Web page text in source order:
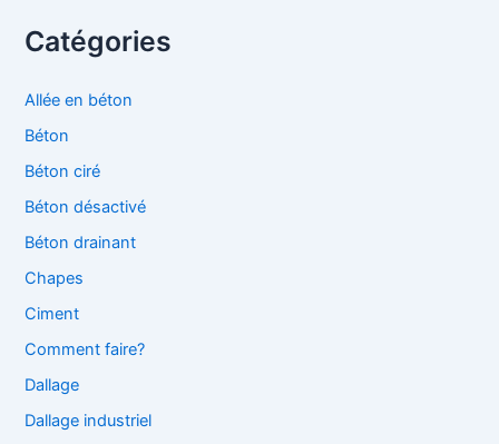
Catégories
Allée en béton
Béton
Béton ciré
Béton désactivé
Béton drainant
Chapes
Ciment
Comment faire?
Dallage
Dallage industriel